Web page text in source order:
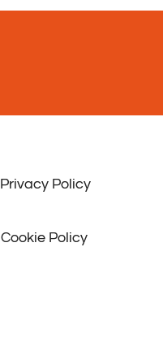
Privacy Policy
Cookie Policy